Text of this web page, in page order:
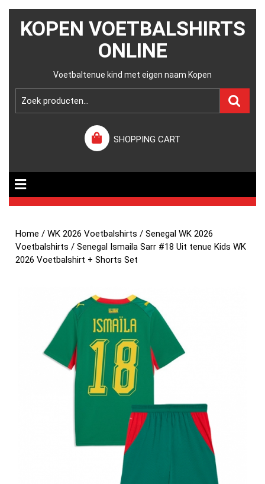
KOPEN VOETBALSHIRTS
ONLINE
Voetbaltenue kind met eigen naam Kopen
SHOPPING CART
Home /WK 2026 Voetbalshirts /Senegal WK 2026
Voetbalshirts / Senegal Ismaila Sarr #18 Uit tenue Kids WK
2026 Voetbalshirt + Shorts Set